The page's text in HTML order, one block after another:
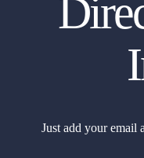
Just add your email